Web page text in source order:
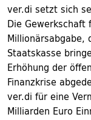
ver.di setzt sich
Die
Millionärsabgabe,
Staatskasse
Erhöhung der
Finanzkrise
ver.di für eine
Milliarden Euro